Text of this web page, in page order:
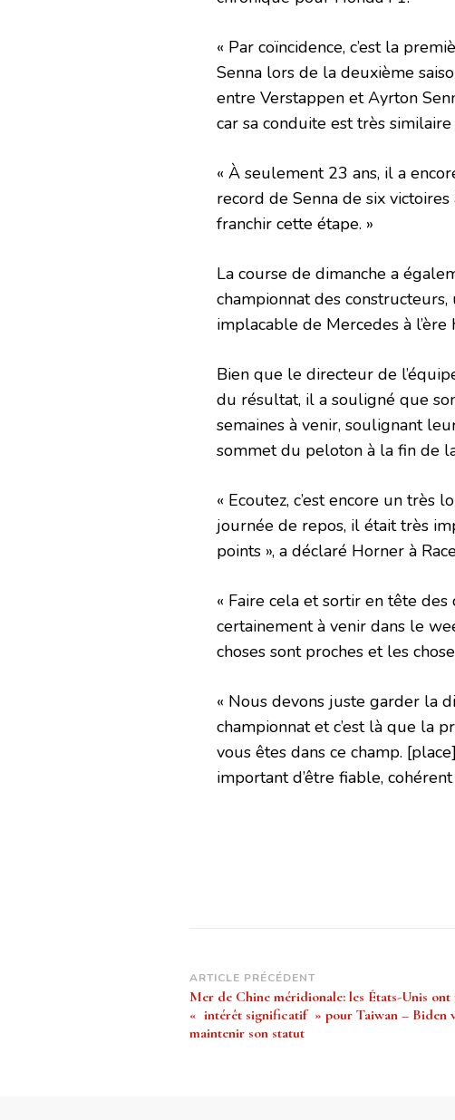
« Par coïncidence, c’est la
Senna lors de la deuxième
entre Verstappen et Ayrton
car sa conduite est très
« À seulement 23 ans, il a
record de Senna de six
franchir cette étape. »
La course de dimanche a
championnat des
implacable de Mercedes à l’ère
Bien que le directeur de
du résultat, il a souligné que
semaines à venir, soulignant
sommet du peloton à la fin de
« Ecoutez, c’est encore un très
journée de repos, il était très
points », a déclaré Horner à
« Faire cela et sortir en tête
certainement à venir dans le
choses sont proches et les
« Nous devons juste garder la
championnat et c’est là que la
vous êtes dans ce champ.
important d’être fiable,
Navigation
d’article
ARTICLE PRÉCÉDENT
Mer de Chine méridionale: les États-Unis ont
« intérêt significatif » pour Taiwan – Biden
maintenir son statut